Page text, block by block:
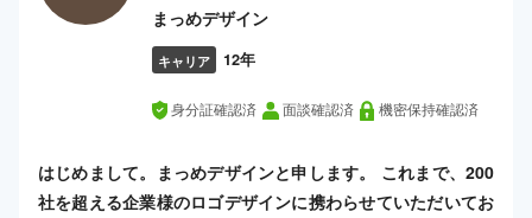
まっめデザイン
キャリア 12年
身分証確認済 面談確認済 機密保持確認済
はじめまして。まっめデザインと申します。 これまで、200
社を超える企業様のロゴデザインに携わらせていただいてお